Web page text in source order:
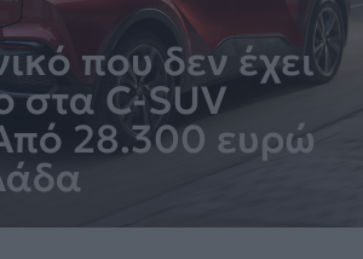
που δεν έχει
στα C-SUV
28.300 ευρώ